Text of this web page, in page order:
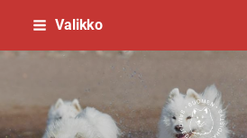
Siirry
Valikko